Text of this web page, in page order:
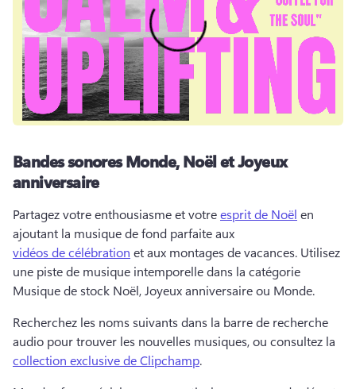
Bandes sonores Monde, Noël et Joyeux
anniversaire
Partagez votre enthousiasme et votre esprit de Noël en
ajoutant la musique de fond parfaite aux
vidéos de célébration et aux montages de vacances. Utilisez
une piste de musique intemporelle dans la catégorie
Musique de stock Noël, Joyeux anniversaire ou Monde.
Recherchez les noms suivants dans la barre de recherche
audio pour trouver les nouvelles musiques, ou consultez la
collection exclusive de Clipchamp.